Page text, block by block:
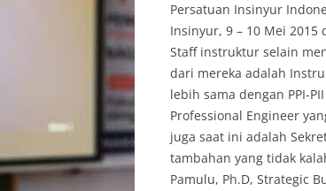
Persatuan Insinyur
Insinyur, 9 – 10 Mei
Staff instruktur selain
dari mereka adalah
lebih sama dengan PPI-
Professional Engineer
juga saat ini adalah
tambahan yang tidak
Pamulu, Ph.D, Strategic